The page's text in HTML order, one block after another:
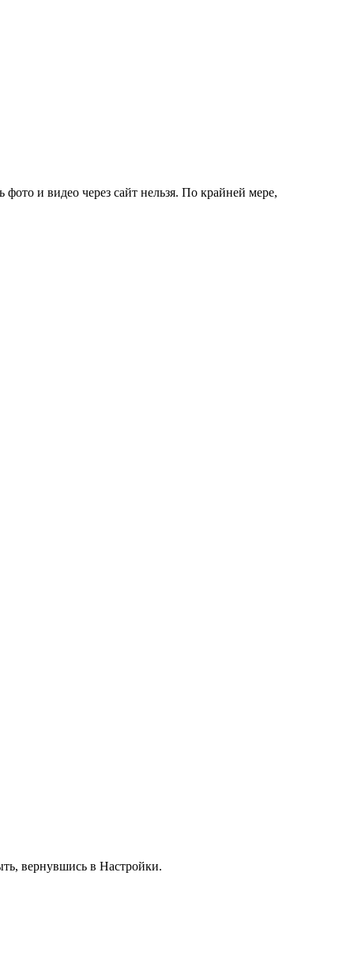
и видео через сайт нельзя. По крайней мере,
вернувшись в Настройки.